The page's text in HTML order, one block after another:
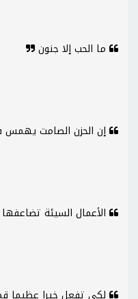
ما الحب إلا جنون
إن الحزن الصامت
الأعمال السيئة
لكي تفعل خيرا عظيما